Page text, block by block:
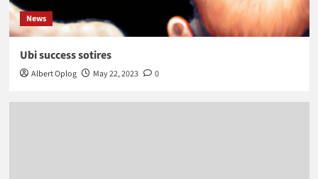
News
Ubi success sotires
Albert Oplog May 22, 2023 0